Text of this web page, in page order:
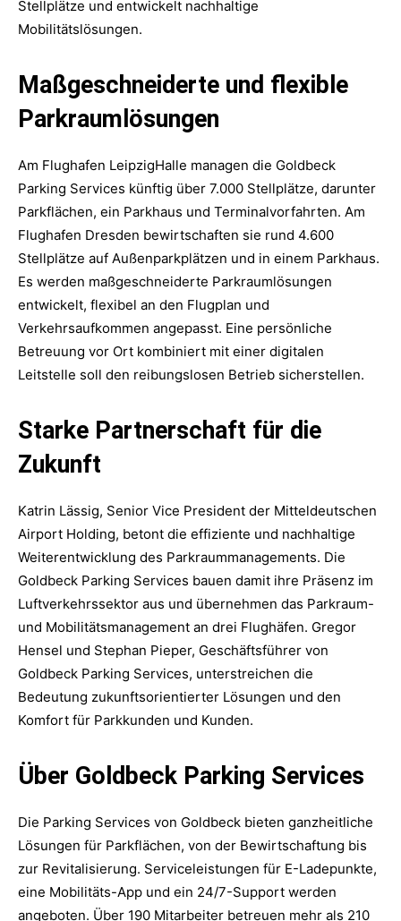
Stellplätze und entwickelt nachhaltige
Mobilitätslösungen.
Maßgeschneiderte und flexible
Parkraumlösungen
Am Flughafen LeipzigHalle managen die Goldbeck
Parking Services künftig über 7.000 Stellplätze, darunter
Parkflächen, ein Parkhaus und Terminalvorfahrten. Am
Flughafen Dresden bewirtschaften sie rund 4.600
Stellplätze auf Außenparkplätzen und in einem Parkhaus.
Es werden maßgeschneiderte Parkraumlösungen
entwickelt, flexibel an den Flugplan und
Verkehrsaufkommen angepasst. Eine persönliche
Betreuung vor Ort kombiniert mit einer digitalen
Leitstelle soll den reibungslosen Betrieb sicherstellen.
Starke Partnerschaft für die
Zukunft
Katrin Lässig, Senior Vice President der Mitteldeutschen
Airport Holding, betont die effiziente und nachhaltige
Weiterentwicklung des Parkraummanagements. Die
Goldbeck Parking Services bauen damit ihre Präsenz im
Luftverkehrssektor aus und übernehmen das Parkraum-
und Mobilitätsmanagement an drei Flughäfen. Gregor
Hensel und Stephan Pieper, Geschäftsführer von
Goldbeck Parking Services, unterstreichen die
Bedeutung zukunftsorientierter Lösungen und den
Komfort für Parkkunden und Kunden.
Über Goldbeck Parking Services
Die Parking Services von Goldbeck bieten ganzheitliche
Lösungen für Parkflächen, von der Bewirtschaftung bis
zur Revitalisierung. Serviceleistungen für E-Ladepunkte,
eine Mobilitäts-App und ein 24/7-Support werden
angeboten. Über 190 Mitarbeiter betreuen mehr als 210